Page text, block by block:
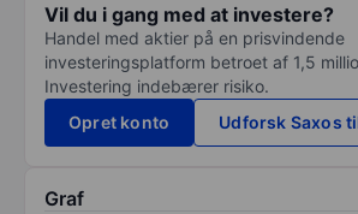
Vil du i gang med at investere?
Handel med aktier på en prisvindende
investeringsplatform betroet af 1,5
Investering indebærer risiko.
Opret konto
Udforsk Saxos
Graf